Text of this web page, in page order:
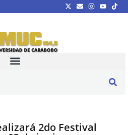
2do Festival